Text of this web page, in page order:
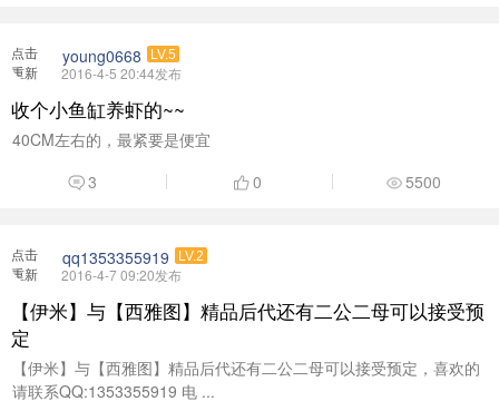
点击
重新
young0668 LV.5
2016-4-5 20:44发布
收个小鱼缸养虾的~~
40CM左右的，最紧要是便宜
3
0 5500
点击
重新
qq1353355919 LV.2
2016-4-7 09:20发布
【伊米】与【西雅图】精品后代还有二公二母可以接受预
定
【伊米】与【西雅图】精品后代还有二公二母可以接受预定，喜欢的
请联系QQ:1353355919 电 ...